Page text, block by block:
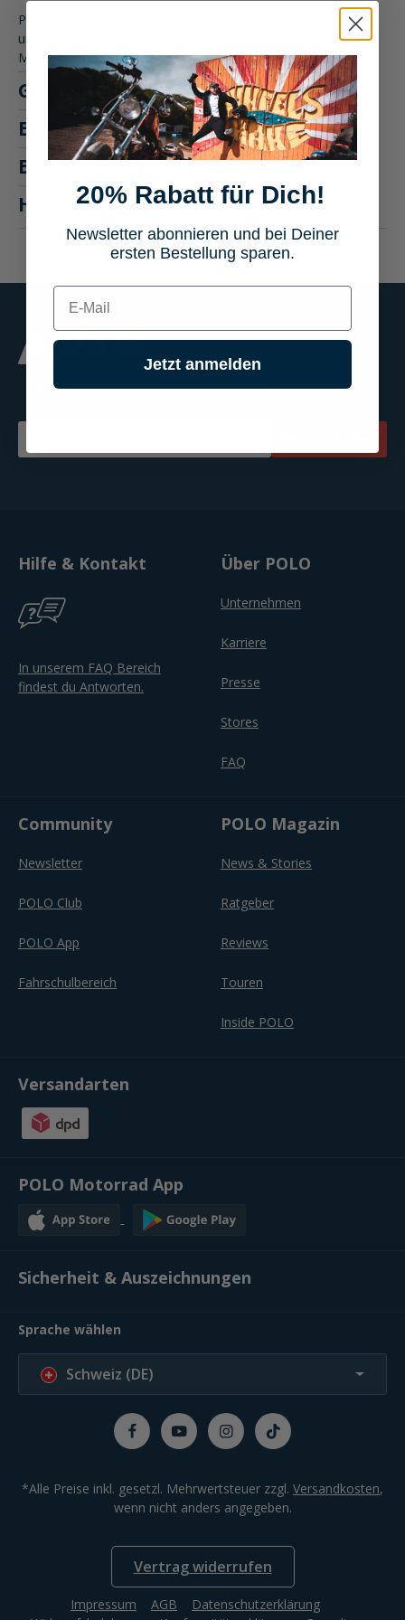
Produktbeschreibung: FLM Zehenschleifer für Modell 300495
und 300497 Motorradbekleidung Die FLM Zehenschleifer für
Modell 3…Mehr
Größentabelle
Eigenschaften
Bewertungen
Hersteller "FLM"
Jetzt zum Newsletter anmelden & 20% Gutschein sichern!
Email
Hilfe & Kontakt
In unserem FAQ Bereich
findest du Antworten.
Über POLO
Unternehmen
Karriere
Presse
Stores
FAQ
Community
Newsletter
POLO Club
POLO App
Fahrschulbereich
POLO Magazin
News & Stories
Ratgeber
Reviews
Touren
Inside POLO
Versandarten
POLO Motorrad App
Sicherheit & Auszeichnungen
Sprache wählen
Schweiz (DE)
*Alle Preise inkl. gesetzl. Mehrwertsteuer zzgl. Versandkosten,
wenn nicht anders angegeben.
Vertrag widerrufen
Impressum AGB
Datenschutzerklärung
20% Rabatt für Dich!
Newsletter abonnieren und bei Deiner
ersten Bestellung sparen.
E-mail
Jetzt anmelden